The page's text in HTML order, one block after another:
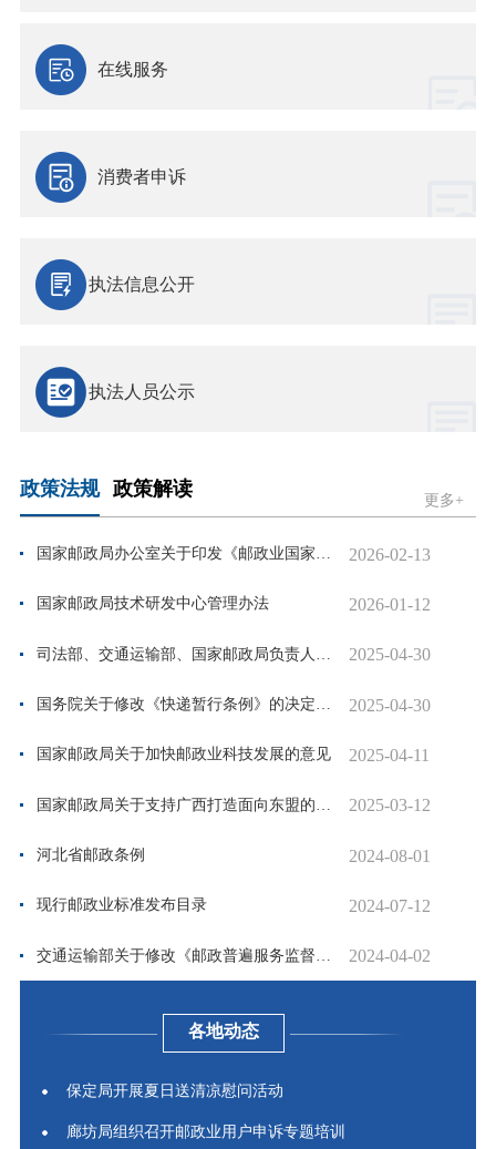
在线服务
消费者申诉
执法信息公开
执法人员公示
政策法规 政策解读
更多+
国家邮政局办公室关于印发《邮政业国家标准和行业标准审查管理规定》的通... 2026-02-13
国家邮政局技术研发中心管理办法 2026-01-12
2025-04-30
国务院关于修改《快递暂行条例》的决定（全文） 2025-04-30
国家邮政局关于加快邮政业科技发展的意见 2025-04-11
2025-03-12
河北省邮政条例 2024-08-01
现行邮政业标准发布目录 2024-07-12
2024-04-02
各地动态
保定局开展夏日送清凉慰问活动
廊坊局组织召开邮政业用户申诉专题培训